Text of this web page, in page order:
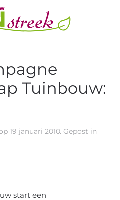
gaan
Tuinbouw:
19 januari 2010. Gepost in
start een